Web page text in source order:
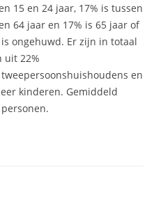
15 en 24 jaar, 17% is tussen
64 jaar en 17% is 65 jaar of
ongehuwd. Er zijn in totaal
uit 22%
en
kinderen. Gemiddeld